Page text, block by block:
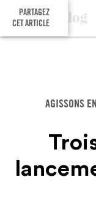
PARTAGEZ
CET ARTICLE
AGISSONS